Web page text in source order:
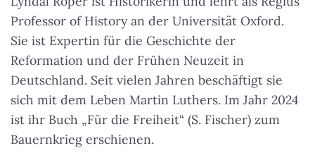
Professor of History an der Universität Oxford.
Sie ist Expertin für die Geschichte der
Reformation und der Frühen Neuzeit in
Deutschland. Seit vielen Jahren beschäftigt sie
sich mit dem Leben Martin Luthers. Im Jahr 2024
ist ihr Buch „Für die Freiheit“ (S. Fischer) zum
Bauernkrieg erschienen.